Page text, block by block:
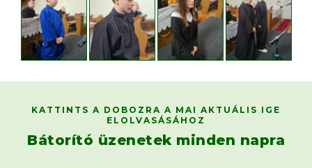
KATTINTS A DOBOZRA A MAI AKTUÁLIS IGE
ELOLVASÁSÁHOZ
Bátorító üzenetek minden napra